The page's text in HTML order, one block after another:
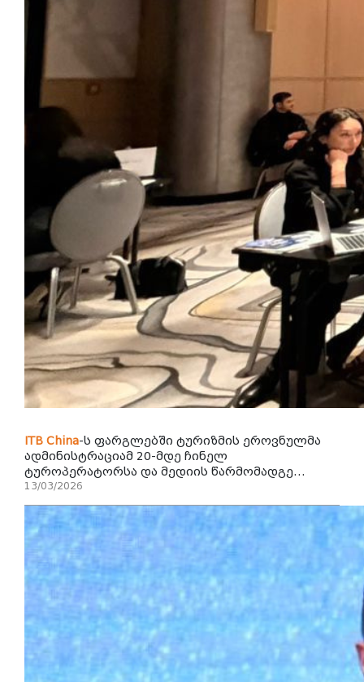
ITB China-ს ფარგლებში ტურიზმის ეროვნულმა
ადმინისტრაციამ 20-მდე ჩინელ
ტუროპერატორსა და მედიის წარმომადგე...
13/03/2026